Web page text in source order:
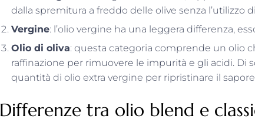
dalla spremitura a freddo delle olive senza l’utilizzo
Vergine: l’olio vergine ha una leggera differenza,
Olio di oliva: questa categoria comprende un olio
raffinazione per rimuovere le impurità e gli acidi. Di
quantità di olio extra vergine per ripristinare il
Differenze tra olio blend e